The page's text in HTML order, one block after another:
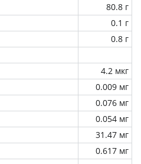
80.8 г
0.1 г
0.8 г
4.2 мкг
0.009 мг
0.076 мг
0.054 мг
31.47 мг
0.617 мг